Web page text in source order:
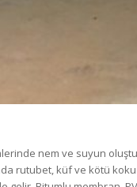
nem ve suyun
rutubet, küf ve kötü